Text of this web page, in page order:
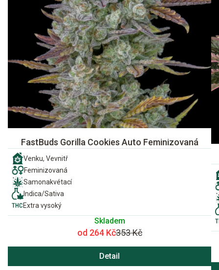
FastBuds Gorilla Cookies Auto Feminizovaná
Venku, Vevnitř
Feminizovaná
Samonakvétací
Indica/Sativa
Extra vysoký
Skladem
od 264 Kč353 Kč
Detail